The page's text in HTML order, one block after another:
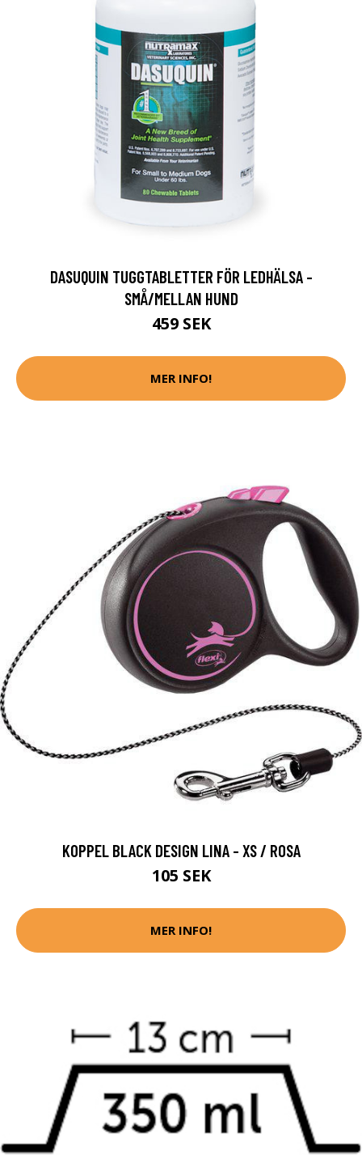
DASUQUIN TUGGTABLETTER FÖR LEDHÄLSA -
SMÅ/MELLAN HUND
459 SEK
MER INFO!
KOPPEL BLACK DESIGN LINA - XS / ROSA
105 SEK
MER INFO!